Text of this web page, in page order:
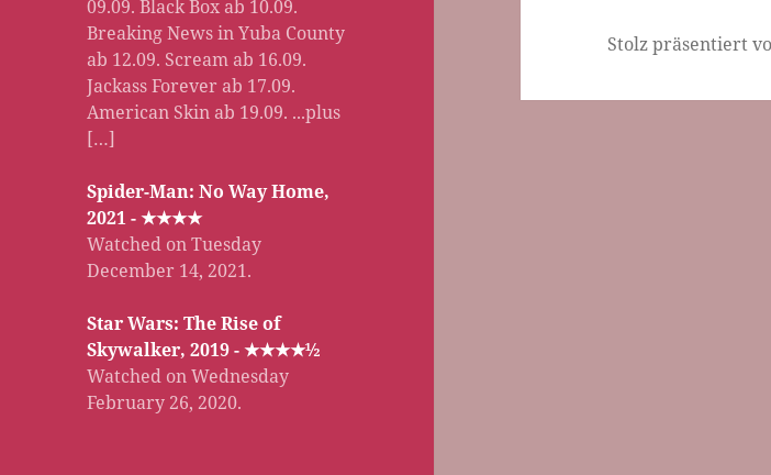
09.09. Black Box ab 10.09.
Breaking News in Yuba County
ab 12.09. Scream ab 16.09.
Jackass Forever ab 17.09.
American Skin ab 19.09. ...plus
[…]
Spider-Man: No Way Home,
2021 - ★★★★
Watched on Tuesday
December 14, 2021.
Star Wars: The Rise of
Skywalker, 2019 - ★★★★½
Watched on Wednesday
February 26, 2020.
Stolz präsentiert